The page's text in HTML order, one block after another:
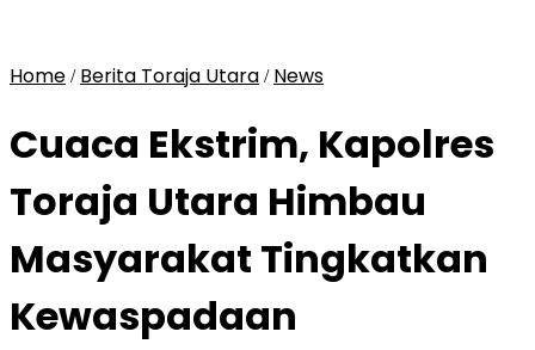
Home / Berita Toraja Utara / News
Cuaca Ekstrim, Kapolres
Toraja Utara Himbau
Masyarakat Tingkatkan
Kewaspadaan